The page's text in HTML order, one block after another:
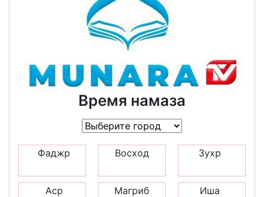
Время намаза
Фаджр Восход Зухр
Аср Магриб Иша